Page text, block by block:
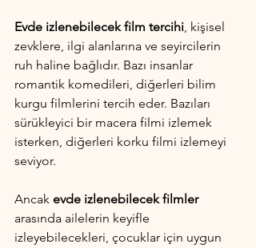
Evde izlenebilecek film tercihi, kişisel
zevklere, ilgi alanlarına ve seyircilerin
ruh haline bağlıdır. Bazı insanlar
romantik komedileri, diğerleri bilim
kurgu filmlerini tercih eder. Bazıları
sürükleyici bir macera filmi izlemek
isterken, diğerleri korku filmi izlemeyi
seviyor.
Ancak evde izlenebilecek filmler
arasında ailelerin keyifle
izleyebilecekleri, çocuklar için uygun